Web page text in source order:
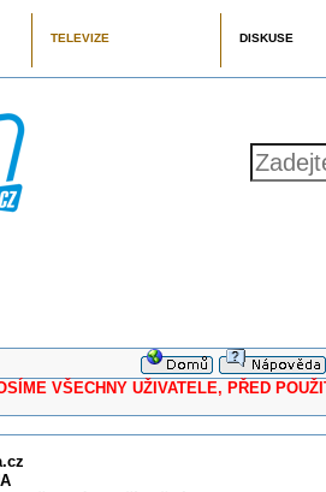
TELEVIZE DISKUSE
UŽIVATELE, PŘED